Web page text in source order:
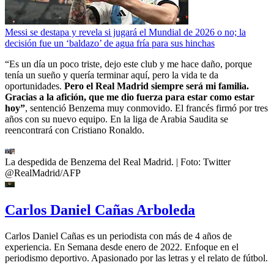
Messi se destapa y revela si jugará el Mundial de 2026 o no; la
decisión fue un ‘baldazo’ de agua fría para sus hinchas
“Es un día un poco triste, dejo este club y me hace daño, porque
tenía un sueño y quería terminar aquí, pero la vida te da
oportunidades. Pero el Real Madrid siempre será mi familia.
Gracias a la afición, que me dio fuerza para estar como estar
hoy”, sentenció Benzema muy conmovido. El francés firmó por tres
años con su nuevo equipo. En la liga de Arabia Saudita se
reencontrará con Cristiano Ronaldo.
La despedida de Benzema del Real Madrid. | Foto: Twitter
@RealMadrid/AFP
Carlos Daniel Cañas Arboleda
Carlos Daniel Cañas es un periodista con más de 4 años de
experiencia. En Semana desde enero de 2022. Enfoque en el
periodismo deportivo. Apasionado por las letras y el relato de fútbol.